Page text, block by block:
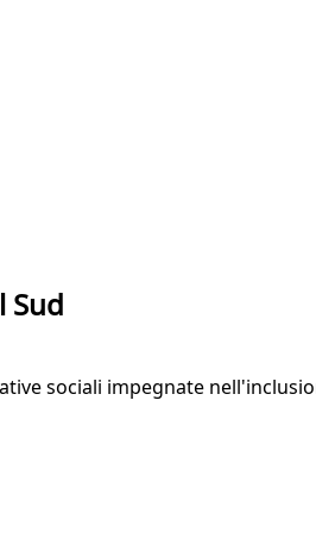
Sud
sociali impegnate